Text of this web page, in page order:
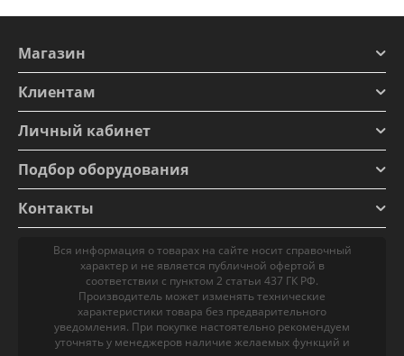
Магазин
Клиентам
Личный кабинет
Подбор оборудования
Контакты
Вся информация о товарах на сайте носит справочный
характер и не является публичной офертой в
соответствии с пунктом 2 статьи 437 ГК РФ.
Производитель может изменять технические
характеристики товара без предварительного
уведомления. При покупке настоятельно рекомендуем
уточнять у менеджеров наличие желаемых функций и